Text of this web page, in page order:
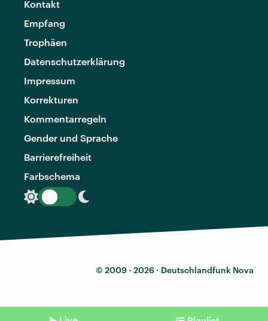
Kontakt
Empfang
Trophäen
Datenschutzerklärung
Impressum
Korrekturen
Kommentarregeln
Gender und Sprache
Barrierefreiheit
Farbschema
© 2009 - 2026 · Deutschlandfunk Nova